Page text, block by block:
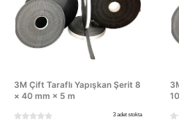
3M Çift Taraflı Yapışkan Şerit 8
× 40 mm × 5 m
3 adet stokta